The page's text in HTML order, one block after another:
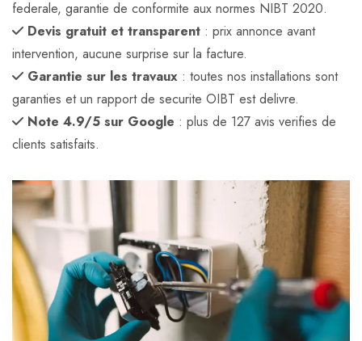
federale, garantie de conformite aux normes NIBT 2020.
Devis gratuit et transparent : prix annonce avant
intervention, aucune surprise sur la facture.
Garantie sur les travaux : toutes nos installations sont
garanties et un rapport de securite OIBT est delivre.
Note 4.9/5 sur Google : plus de 127 avis verifies de
clients satisfaits.